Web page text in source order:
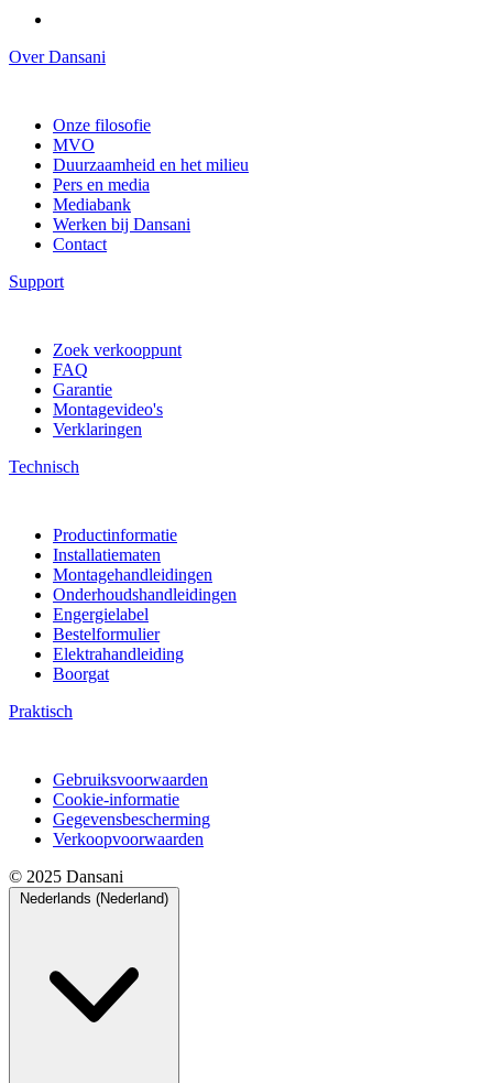
Over Dansani
Onze filosofie
MVO
Duurzaamheid en het milieu
Pers en media
Mediabank
Werken bij Dansani
Contact
Support
Zoek verkooppunt
FAQ
Garantie
Montagevideo's
Verklaringen
Technisch
Productinformatie
Installatiematen
Montagehandleidingen
Onderhoudshandleidingen
Engergielabel
Bestelformulier
Elektrahandleiding
Boorgat
Praktisch
Gebruiksvoorwaarden
Cookie-informatie
Gegevensbescherming
Verkoopvoorwaarden
© 2025 Dansani
Nederlands (Nederland)